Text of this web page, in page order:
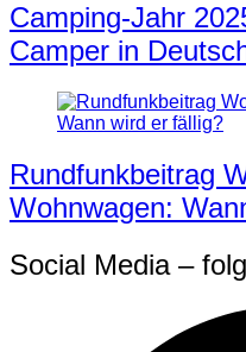
Camping-Jahr
Camper in
Rundfunkbeitrag
Wohnwagen:
Social Media –